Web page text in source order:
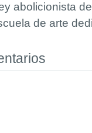
abolicionista
de arte